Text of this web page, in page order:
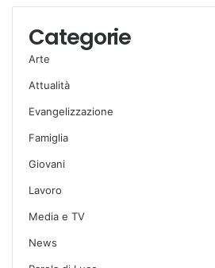
Categorie
Arte
Attualità
Evangelizzazione
Famiglia
Giovani
Lavoro
Media e TV
News